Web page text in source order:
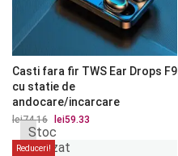
Casti fara fir TWS Ear Drops F9
cu statie de
andocare/incarcare
lei74.16
Prețul
inițial
a
fost:
lei59.33
Reduceri!
Stoc
epuizat